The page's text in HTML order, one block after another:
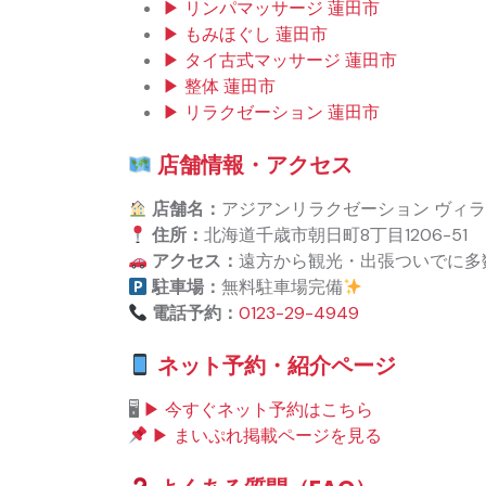
▶ リンパマッサージ 蓮田市
▶ もみほぐし 蓮田市
▶ タイ古式マッサージ 蓮田市
▶ 整体 蓮田市
▶ リラクゼーション 蓮田市
店舗情報・アクセス
店舗名： アジアンリラクゼーション ヴィ
住所：北海道千歳市朝日町8丁目1206-51
アクセス：遠方から観光・出張ついでに
駐車場：無料駐車場完備
電話予約：0123-29-4949
ネット予約・紹介ページ
🖥 ▶ 今すぐネット予約はこちら
▶ まいぷれ掲載ページを見る